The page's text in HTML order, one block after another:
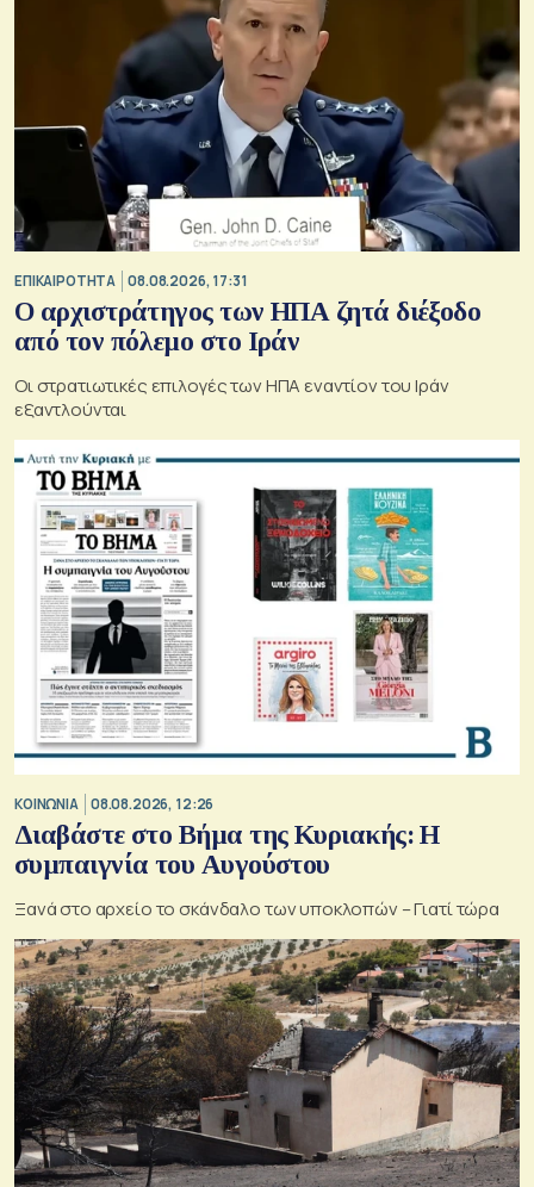
ΕΠΙΚΑΙΡΟΤΗΤΑ 08.08.2026, 17:31
Ο αρχιστράτηγος των ΗΠΑ ζητά διέξοδο
από τον πόλεμο στο Ιράν
Οι στρατιωτικές επιλογές των ΗΠΑ εναντίον του Ιράν
εξαντλούνται
ΚΟΙΝΩΝΙΑ 08.08.2026, 12:26
Διαβάστε στο Βήμα της Κυριακής: Η
συμπαιγνία του Αυγούστου
Ξανά στο αρχείο το σκάνδαλο των υποκλοπών – Γιατί τώρα